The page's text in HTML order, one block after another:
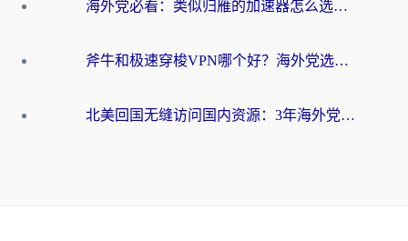
海外党必看：类似归雁的加速器怎么选？一篇搞定无缝访问国内资源
斧牛和极速穿梭VPN哪个好？海外党选回国加速器必看的真实对比与避坑指南
北美回国无缝访问国内资源：3年海外党亲测的加速器选择指南